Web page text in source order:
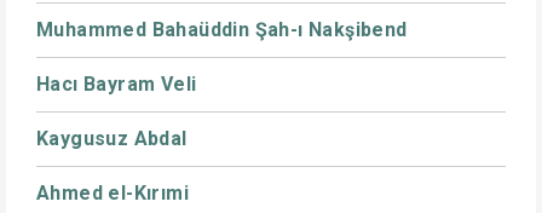
Muhammed Bahaüddin Şah-ı Nakşibend
Hacı Bayram Veli
Kaygusuz Abdal
Ahmed el-Kırımi